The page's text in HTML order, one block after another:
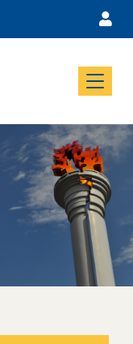
Menu